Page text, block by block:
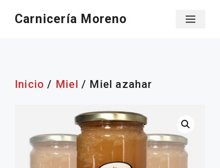
Carnicería Moreno
Inicio / Miel / Miel azahar